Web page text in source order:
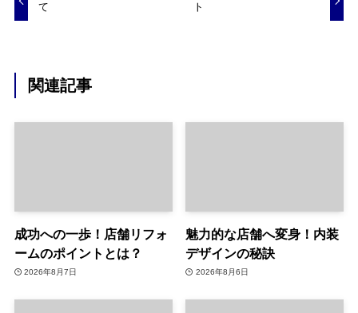
て
ト
関連記事
成功への一歩！店舗リフォ
ームのポイントとは？
2026年8月7日
魅力的な店舗へ変身！内装
デザインの秘訣
2026年8月6日